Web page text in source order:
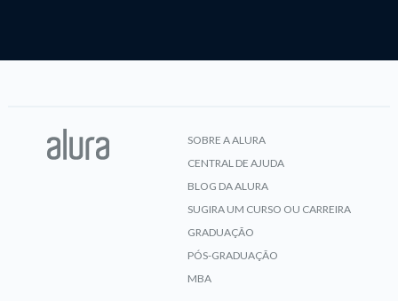
SOBRE A ALURA
CENTRAL DE AJUDA
BLOG DA ALURA
SUGIRA UM CURSO OU CARREIRA
GRADUAÇÃO
PÓS-GRADUAÇÃO
MBA